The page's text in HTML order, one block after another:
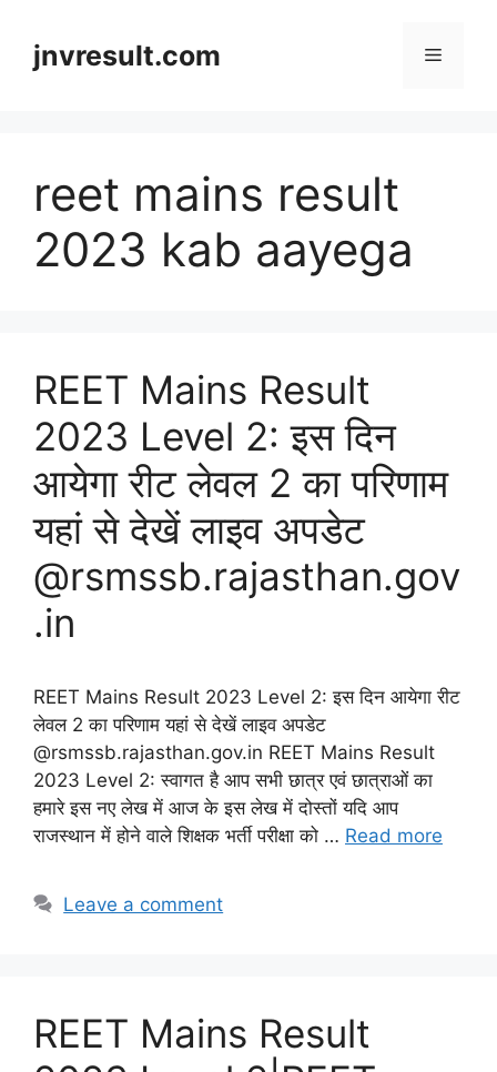
contentjnvresult.com Menu
reet mains result
2023 kab aayega
REET Mains Result
2023 Level 2: इस दिन
आयेगा रीट लेवल 2 का परिणाम
यहां से देखें लाइव अपडेट
@rsmssb.rajasthan.gov
.in
REET Mains Result 2023 Level 2: इस दिन आयेगा रीट
लेवल 2 का परिणाम यहां से देखें लाइव अपडेट
@rsmssb.rajasthan.gov.in REET Mains Result
2023 Level 2: स्वागत है आप सभी छात्र एवं छात्राओं का
हमारे इस नए लेख में आज के इस लेख में दोस्तों यदि आप
राजस्थान में होने वाले शिक्षक भर्ती परीक्षा को … Read more
Leave a comment
REET Mains Result